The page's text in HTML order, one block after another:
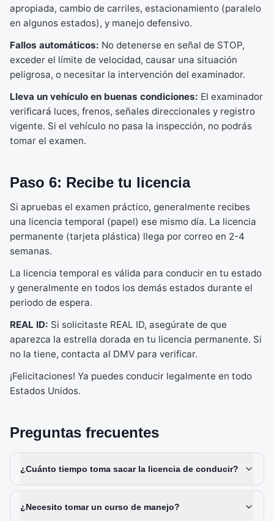
apropiada, cambio de carriles, estacionamiento (paralelo
en algunos estados), y manejo defensivo.
Fallos automáticos: No detenerse en señal de STOP,
exceder el límite de velocidad, causar una situación
peligrosa, o necesitar la intervención del examinador.
Lleva un vehículo en buenas condiciones: El examinador
verificará luces, frenos, señales direccionales y registro
vigente. Si el vehículo no pasa la inspección, no podrás
tomar el examen.
Paso 6: Recibe tu licencia
Si apruebas el examen práctico, generalmente recibes
una licencia temporal (papel) ese mismo día. La licencia
permanente (tarjeta plástica) llega por correo en 2-4
semanas.
La licencia temporal es válida para conducir en tu estado
y generalmente en todos los demás estados durante el
periodo de espera.
REAL ID: Si solicitaste REAL ID, asegúrate de que
aparezca la estrella dorada en tu licencia permanente. Si
no la tiene, contacta al DMV para verificar.
¡Felicitaciones! Ya puedes conducir legalmente en todo
Estados Unidos.
Preguntas frecuentes
¿Cuánto tiempo toma sacar la licencia de conducir?
¿Necesito tomar un curso de manejo?